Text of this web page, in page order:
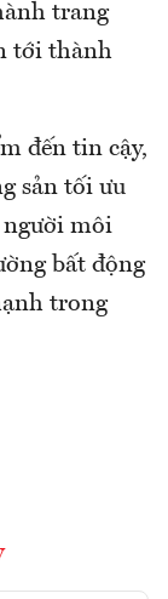
trang
tới thành
đến tin cậy,
sản tối ưu
người môi
bất động
trong